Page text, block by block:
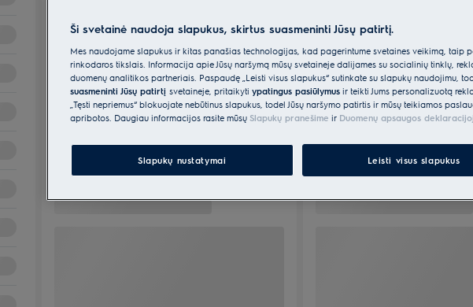
Ši svetainė naudoja slapukus, skirtus suasmeninti Jūsų patirtį.
Mes naudojame slapukus ir kitas panašias technologijas, kad pagerintume svetainės veikimą, taip
rinkodaros tikslais. Informacija apie Jūsų naršymą mūsų svetainėje dalijamės su socialinių tinklų,
duomenų analitikos partneriais. Paspaudę „Leisti visus slapukus“ sutinkate su slapukų naudojimu,
suasmeninti Jūsų patirtį svetainėje, pritaikyti ypatingus pasiūlymus ir teikti Jums personalizuotą
„Tęsti nepriėmus“ blokuojate nebūtinus slapukus, todėl Jūsų naršymo patirtis ir mūsų teikiamos
apribotos. Daugiau informacijos rasite mūsų Slapukų pranešime ir Duomenų apsaugos
Slapukų nustatymai Leisti visus slapukus